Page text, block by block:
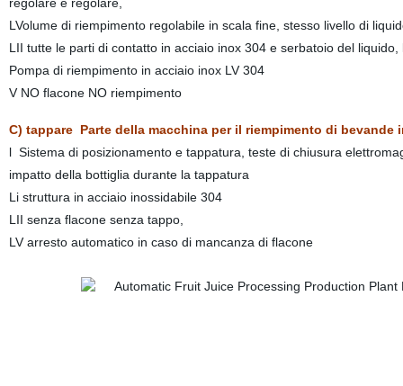
LVolume di riempimento regolabile in scala fine, stesso livello di
LII tutte le parti di contatto in acciaio inox 304 e serbatoio del
Pompa di riempimento in acciaio inox LV 304
V NO flacone NO riempimento
C) tappare Parte della macchina per il riempimento di bevande
l Sistema di posizionamento e tappatura, teste di chiusura
impatto della bottiglia durante la tappatura
Li struttura in acciaio inossidabile 304
LII senza flacone senza tappo,
LV arresto automatico in caso di mancanza di flacone